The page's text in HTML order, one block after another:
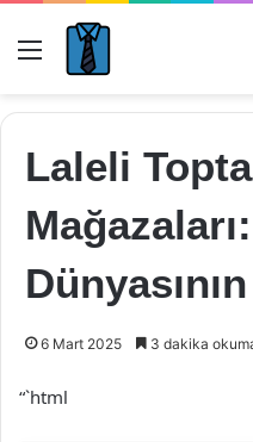
Menü
Laleli
6 Mart 2025 3 dakika
“`html